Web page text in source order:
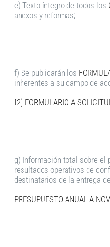
e) Texto íntegro de todos los
anexos y reformas;
f) Se publicarán los
inherentes a su campo de
f2) FORMULARIO A
g) Información total sobre el
resultados operativos de
destinatarios de la entrega
PRESUPUESTO ANUAL A